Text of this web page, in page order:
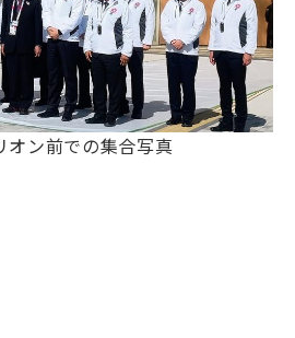
オン前での集合写真